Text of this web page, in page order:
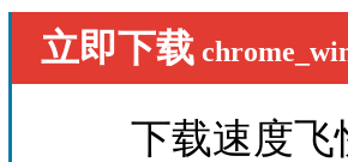
立即下载
下载速度飞